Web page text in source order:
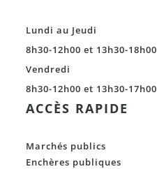
Lundi au Jeudi
8h30-12h00 et 13h30-18h00
Vendredi
8h30-12h00 et 13h30-17h00
ACCÈS RAPIDE
Marchés publics
Enchères publiques